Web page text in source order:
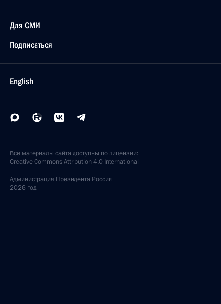
Для СМИ
Подписаться
English
Все материалы сайта доступны по лицензии:
Creative Commons Attribution 4.0 International
Администрация Президента России
2026 год